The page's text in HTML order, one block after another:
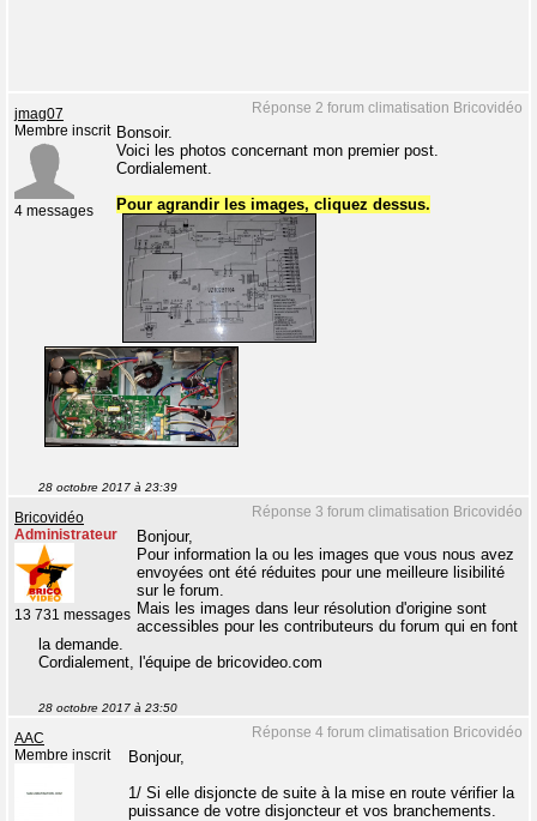
Réponse 2 forum climatisation Bricovidéo
jmag07
Membre inscrit
4 messages
Bonsoir.
Voici les photos concernant mon premier post.
Cordialement.
Pour agrandir les images, cliquez dessus.
28 octobre 2017 à 23:39
Réponse 3 forum climatisation Bricovidéo
Bricovidéo
Administrateur
13 731 messages
Bonjour,
Pour information la ou les images que vous nous avez
envoyées ont été réduites pour une meilleure lisibilité
sur le forum.
Mais les images dans leur résolution d'origine sont
accessibles pour les contributeurs du forum qui en font
la demande.
Cordialement, l'équipe de bricovideo.com
28 octobre 2017 à 23:50
Réponse 4 forum climatisation Bricovidéo
AAC
Membre inscrit
Bonjour,
1/ Si elle disjoncte de suite à la mise en route vérifier la
puissance de votre disjoncteur et vos branchements.